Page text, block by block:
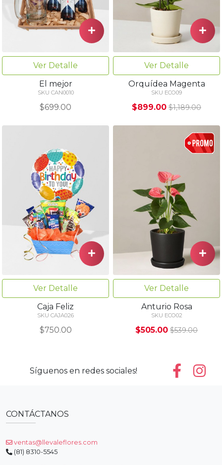
Ver Detalle
El mejor
SKU CAN0010
$699.00
Ver Detalle
Orquídea Magenta
SKU ECO09
$899.00 $1,189.00
Ver Detalle
Caja Feliz
SKU CAJA026
$750.00
Ver Detalle
Anturio Rosa
SKU ECO02
$505.00 $539.00
Síguenos en redes sociales!
CONTÁCTANOS
ventas@llevaleflores.com
(81) 8310-5545